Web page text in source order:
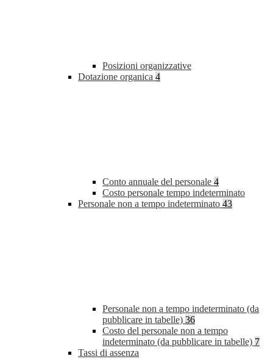
Posizioni organizzative
Dotazione organica 4
Conto annuale del personale 4
Costo personale tempo indeterminato
Personale non a tempo indeterminato 43
Personale non a tempo indeterminato (da
pubblicare in tabelle) 36
Costo del personale non a tempo
indeterminato (da pubblicare in tabelle) 7
Tassi di assenza